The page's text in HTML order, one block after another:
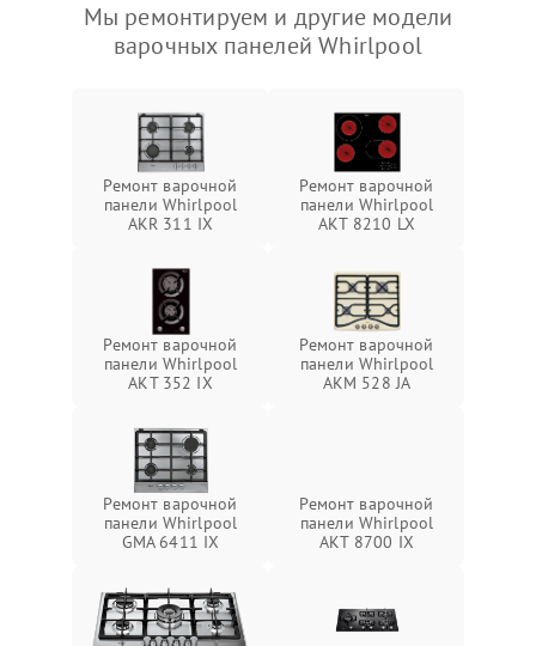
Мы ремонтируем и другие модели
варочных панелей Whirlpool
Ремонт варочной
панели Whirlpool
AKR 311 IX
Ремонт варочной
панели Whirlpool
AKT 8210 LX
Ремонт варочной
панели Whirlpool
AKT 352 IX
Ремонт варочной
панели Whirlpool
AKM 528 JA
Ремонт варочной
панели Whirlpool
GMA 6411 IX
Ремонт варочной
панели Whirlpool
AKT 8700 IX